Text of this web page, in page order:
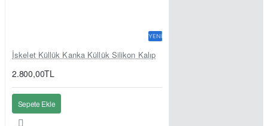
YENI
İskelet Küllük Kanka Küllük Silikon Kalıp
2.800,00TL
Sepete Ekle